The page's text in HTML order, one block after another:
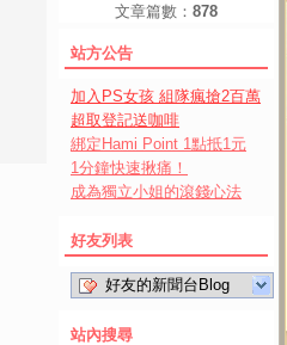
文章篇數： 878
站方公告
加入PS女孩 組隊瘋搶2百萬
超取登記送咖啡
綁定Hami Point 1點抵1元
1分鐘快速揪痛！
成為獨立小姐的滾錢心法
好友列表
好友的新聞台Blog
站內搜尋